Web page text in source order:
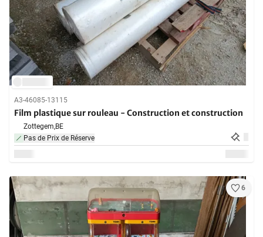
A3-46085-13115
Film plastique sur rouleau - Construction et construction
Zottegem,BE
Pas de Prix de Réserve
6